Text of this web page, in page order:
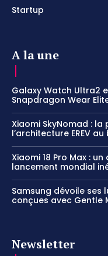
Startup
A la une
Galaxy Watch Ultra2
Snapdragon Wear
Xiaomi SkyNomad :
l’architecture EREV
Xiaomi 18 Pro Max :
lancement mondial
Samsung dévoile ses
conçues avec Gentle
Newsletter